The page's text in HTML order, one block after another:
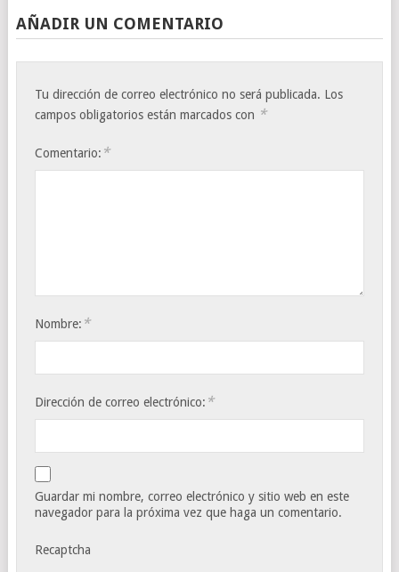
AÑADIR UN COMENTARIO
Tu dirección de correo electrónico no será publicada. Los
campos obligatorios están marcados con *
Comentario: *
Nombre: *
Dirección de correo electrónico: *
Guardar mi nombre, correo electrónico y sitio web en este
navegador para la próxima vez que haga un comentario.
Recaptcha